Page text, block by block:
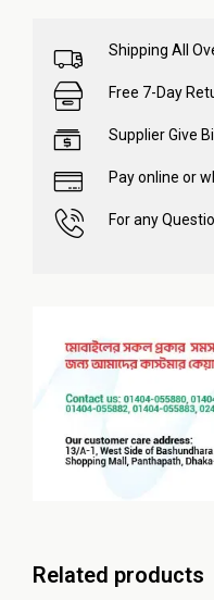
Shipping All
Free 7-Day
Supplier Give
Pay online or
For any
Related products